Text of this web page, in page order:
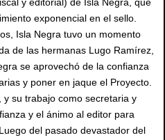
y editorial) de Isla Negra, que
exponencial en el sello.
Isla Negra tuvo un momento
de las hermanas Lugo Ramírez,
se aprovechó de la confianza
y poner en jaque el Proyecto.
su trabajo como secretaria y
y el ánimo al editor para
del pasado devastador del